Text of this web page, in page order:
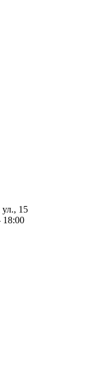
15